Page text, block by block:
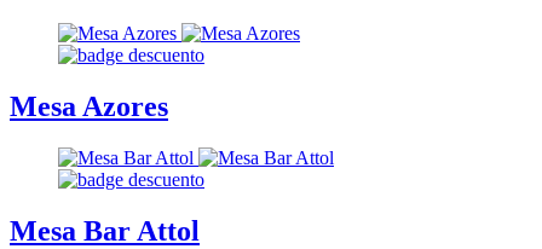
Mesa Azores
Mesa Bar Attol